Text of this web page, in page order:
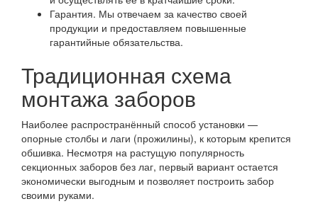
Гарантия. Мы отвечаем за качество своей
продукции и предоставляем повышенные
гарантийные обязательства.
Традиционная схема
монтажа заборов
Наиболее распространённый способ установки —
опорные столбы и лаги (прожилины), к которым крепится
обшивка. Несмотря на растущую популярность
секционных заборов без лаг, первый вариант остается
экономически выгодным и позволяет построить забор
своими руками.